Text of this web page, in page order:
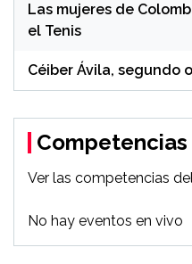
Las mujeres de
el Tenis
Céiber Ávila, segundo
Competencias
Ver las competencias
No hay eventos en vivo